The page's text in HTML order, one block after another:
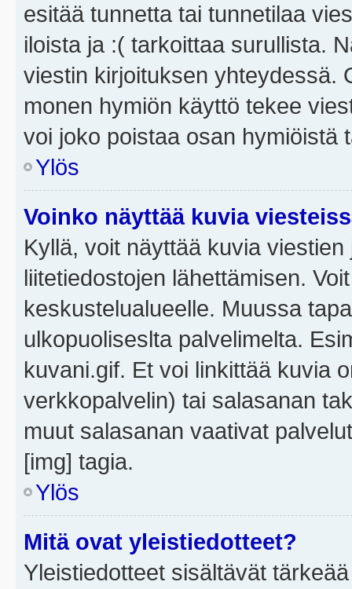
esitää tunnetta tai tunnetilaa
iloista ja :( tarkoittaa surullista.
viestin kirjoituksen yhteydessä.
monen hymiön käyttö tekee
voi joko poistaa osan hymiöistä
Ylös
Voinko näyttää kuvia
Kyllä, voit näyttää kuvia
liitetiedostojen lähettämisen.
keskustelualueelle. Muussa
ulkopuoliseslta palvelimelta.
kuvani.gif. Et voi linkittää kuvia
verkkopalvelin) tai salasanan
muut salasanan vaativat
[img] tagia.
Ylös
Mitä ovat yleistiedotteet?
Yleistiedotteet sisältävät